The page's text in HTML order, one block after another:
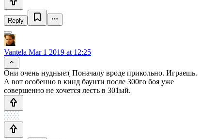
Reply
Vantela Mar 1 2019 at 12:25
Они очень нудные:( Поначалу вроде прикольно. Играешь.
А вот особенно в кинд баунти после 300го боя уже
совершенно не хочется лесть в 301ый.